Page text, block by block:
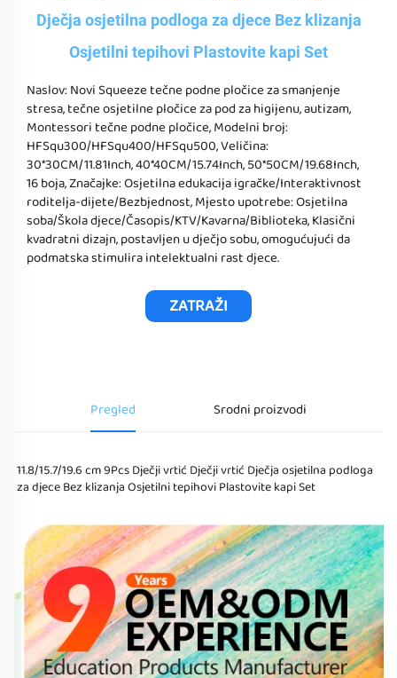
Dječja osjetilna podloga za djece Bez klizanja
Osjetilni tepihovi Plastovite kapi Set
Naslov: Novi Squeeze tečne podne pločice za smanjenje
stresa, tečne osjetilne pločice za pod za higijenu, autizam,
Montessori tečne podne pločice, Modelni broj:
HFSqu300/HFSqu400/HFSqu500, Veličina:
30*30CM/11.81Inch, 40*40CM/15.74Inch, 50*50CM/19.68Inch,
16 boja, Značajke: Osjetilna edukacija igračke/Interaktivnost
roditelja-dijete/Bezbjednost, Mjesto upotrebe: Osjetilna
soba/Škola djece/Časopis/KTV/Kavarna/Biblioteka, Klasični
kvadratni dizajn, postavljen u dječjo sobu, omogućujući da
podmatska stimulira intelektualni rast djece.
ZATRAŽI
Pregled Srodni proizvodi
11.8/15.7/19.6 cm 9Pcs Dječji vrtić Dječji vrtić Dječja osjetilna podloga
za djece Bez klizanja Osjetilni tepihovi Plastovite kapi Set